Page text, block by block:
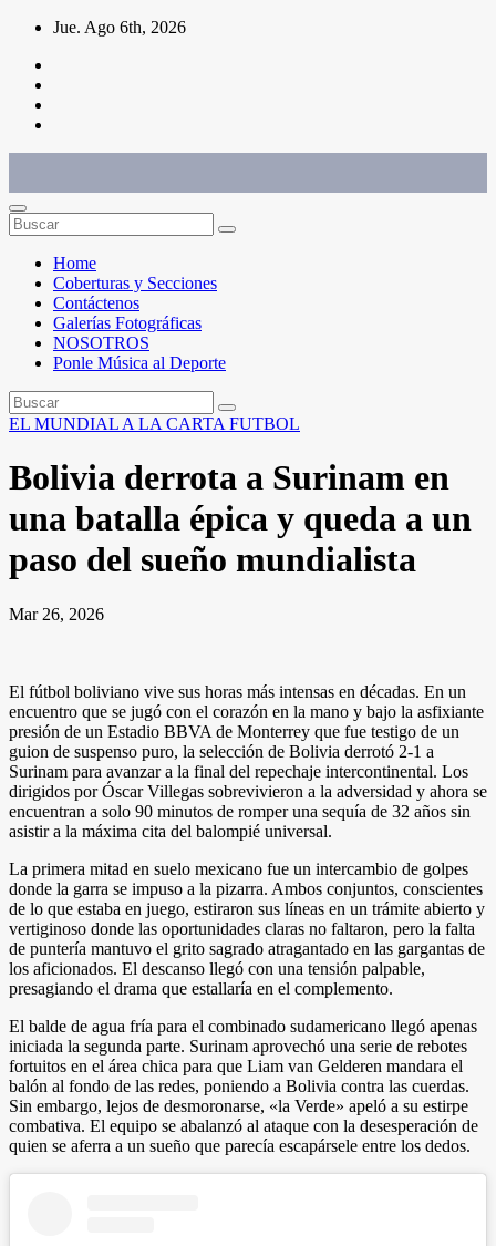
Saltar
contenido
Jue. Ago 6th, 2026
Home
Coberturas y Secciones
Contáctenos
Galerías Fotográficas
NOSOTROS
Ponle Música al Deporte
EL MUNDIAL A LA CARTA FUTBOL
Bolivia derrota a Surinam en
una batalla épica y queda a un
paso del sueño mundialista
Mar 26, 2026
El fútbol boliviano vive sus horas más intensas en décadas. En un
encuentro que se jugó con el corazón en la mano y bajo la asfixiante
presión de un Estadio BBVA de Monterrey que fue testigo de un
guion de suspenso puro, la selección de Bolivia derrotó 2-1 a
Surinam para avanzar a la final del repechaje intercontinental. Los
dirigidos por Óscar Villegas sobrevivieron a la adversidad y ahora se
encuentran a solo 90 minutos de romper una sequía de 32 años sin
asistir a la máxima cita del balompié universal.
La primera mitad en suelo mexicano fue un intercambio de golpes
donde la garra se impuso a la pizarra. Ambos conjuntos, conscientes
de lo que estaba en juego, estiraron sus líneas en un trámite abierto y
vertiginoso donde las oportunidades claras no faltaron, pero la falta
de puntería mantuvo el grito sagrado atragantado en las gargantas de
los aficionados. El descanso llegó con una tensión palpable,
presagiando el drama que estallaría en el complemento.
El balde de agua fría para el combinado sudamericano llegó apenas
iniciada la segunda parte. Surinam aprovechó una serie de rebotes
fortuitos en el área chica para que Liam van Gelderen mandara el
balón al fondo de las redes, poniendo a Bolivia contra las cuerdas.
Sin embargo, lejos de desmoronarse, «la Verde» apeló a su estirpe
combativa. El equipo se abalanzó al ataque con la desesperación de
quien se aferra a un sueño que parecía escapársele entre los dedos.